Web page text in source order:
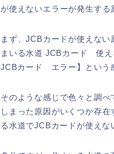
が使えないエラーが発生する
まず、JCBカードが使えな
まいる水道 JCBカード 使
JCBカード エラー】という
そのような感じで色々と調
しまった原因がいくつか存
る水道でJCBカードが使えな